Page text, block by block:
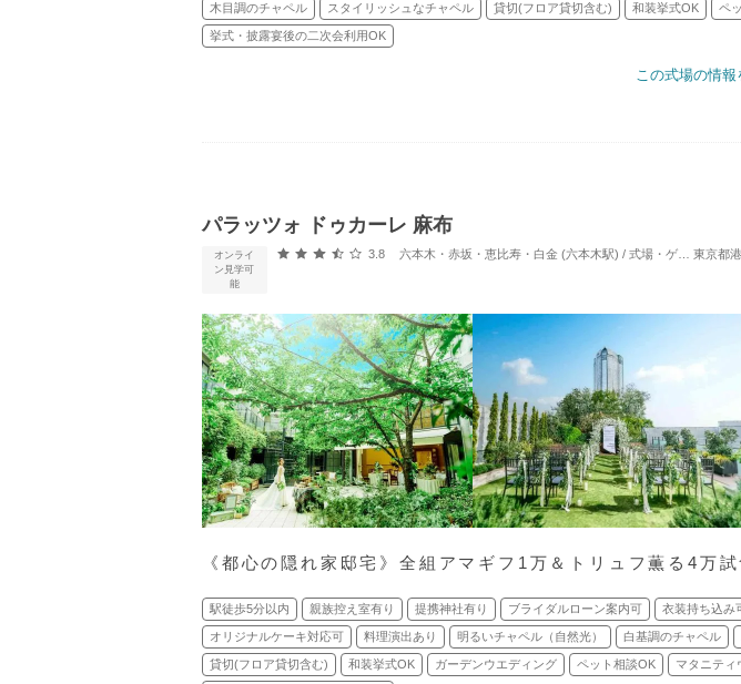
木目調のチャペル スタイリッシュなチャペル 貸切(フロア貸切含む) 和装挙式OK ペ
挙式・披露宴後の二次会利用OK
この式場の情報
パラッツォ ドゥカーレ 麻布
オンライ
ン見学可
能
口コミ評価
3.8 六本木・赤坂・恵比寿・白金 (六本木駅) / 式場・ゲストハウス 東京都
《都心の隠れ家邸宅》全組アマギフ1万＆トリュフ薫る4万試
駅徒歩5分以内 親族控え室有り 提携神社有り ブライダルローン案内可 衣装持ち込み
オリジナルケーキ対応可 料理演出あり 明るいチャペル（自然光） 白基調のチャペル
貸切(フロア貸切含む) 和装挙式OK ガーデンウエディング ペット相談OK マタニティ